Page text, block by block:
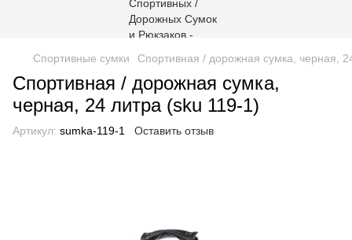
Спортивные сумки Спортивная / дорожная сумка, черная,
Спортивная / дорожная сумка,
черная, 24 литра (sku 119-1)
Артикул: sumka-119-1 Оставить отзыв